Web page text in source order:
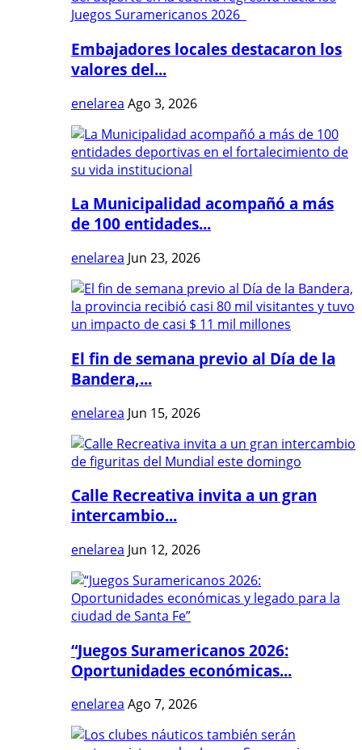
Embajadores locales destacaron los
valores del...
enelarea Ago 3, 2026
La Municipalidad acompañó a más
de 100 entidades...
enelarea Jun 23, 2026
El fin de semana previo al Día de la
Bandera,...
enelarea Jun 15, 2026
Calle Recreativa invita a un gran
intercambio...
enelarea Jun 12, 2026
“Juegos Suramericanos 2026:
Oportunidades económicas...
enelarea Ago 7, 2026